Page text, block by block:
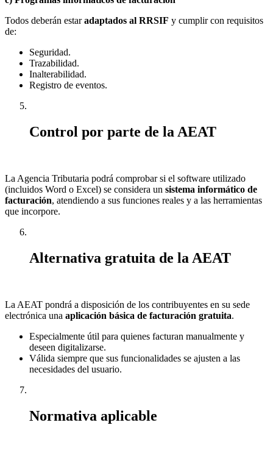
Todos deberán estaradaptados al RRSIF y cumplir con requisitos
de:
Seguridad.
Trazabilidad.
Inalterabilidad.
Registro de eventos.
Control por parte de la AEAT
La Agencia Tributaria podrá comprobar si el software utilizado
(incluidos Word o Excel) se considera un sistema informático de
facturación, atendiendo a sus funciones reales y a las herramientas
que incorpore.
Alternativa gratuita de la AEAT
La AEAT pondrá a disposición de los contribuyentes en su sede
electrónica una aplicación básica de facturación gratuita.
Especialmente útil para quienes facturan manualmente y
deseen digitalizarse.
Válida siempre que sus funcionalidades se ajusten a las
necesidades del usuario.
Normativa aplicable